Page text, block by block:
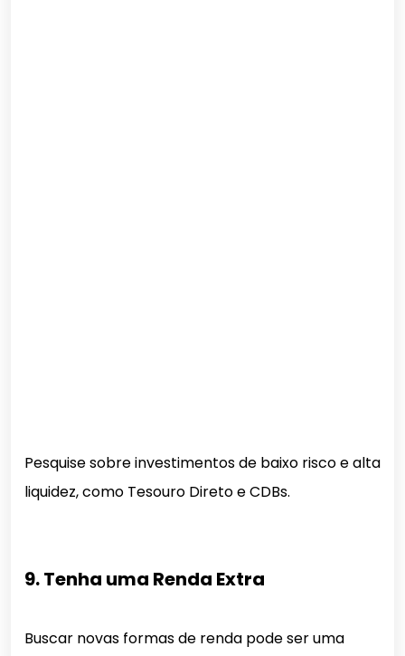
Pesquise sobre investimentos de baixo risco e alta
liquidez, como Tesouro Direto e CDBs.
9. Tenha uma Renda Extra
Buscar novas formas de renda pode ser uma